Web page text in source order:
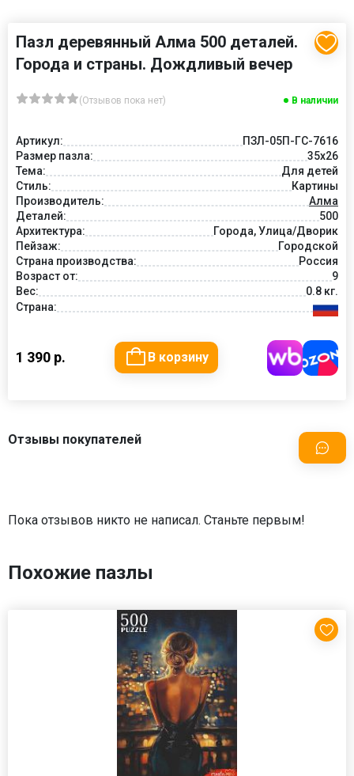
Пазл деревянный Алма 500 деталей.
Города и страны. Дождливый вечер
(Отзывов пока нет) В наличии
Артикул:
ПЗЛ-05П-ГС-7616
Размер пазла:
35х26
Тема:
Для детей
Стиль:
Картины
Производитель:
Алма
Деталей:
500
Архитектура:
Города, Улица/Дворик
Пейзаж:
Городской
Страна производства:
Россия
Возраст от:
9
Вес:
0.8 кг.
Страна:
1 390 р. В корзину
Отзывы покупателей
Пока отзывов никто не написал. Станьте первым!
Похожие пазлы